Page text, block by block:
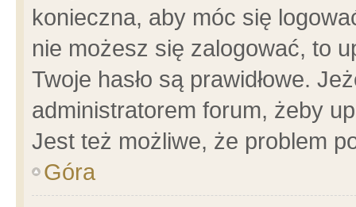
konieczna, aby móc się
nie możesz się zalogować, to
Twoje hasło są prawidłowe.
administratorem forum, żeby
Jest też możliwe, że problem
Góra